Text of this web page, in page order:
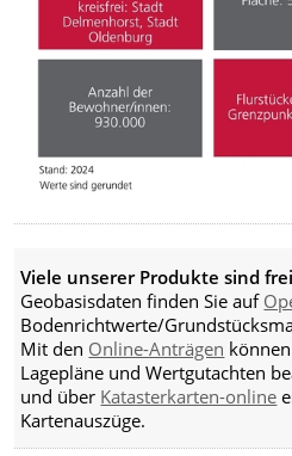
Viele unserer Produkte sind
Geobasisdaten finden Sie auf
Bodenrichtwerte/
Mit den Online-Anträgen
Lagepläne und Wertgutachten
und über Katasterkarten-online
Kartenauszüge.